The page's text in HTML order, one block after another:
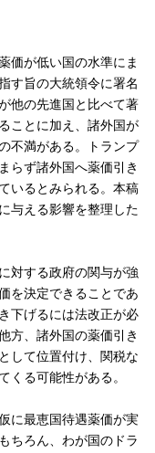
価が低い国の水準にま
す旨の大統領令に署名
他の先進国と比べて著
ことに加え、諸外国が
不満がある。トランプ
らず諸外国へ薬価引き
いるとみられる。本稿
与える影響を整理した
対する政府の関与が強
を決定できることであ
下げるには法改正が必
方、諸外国の薬価引き
して位置付け、関税な
くる可能性がある。
に最恵国待遇薬価が実
ちろん、わが国のドラ